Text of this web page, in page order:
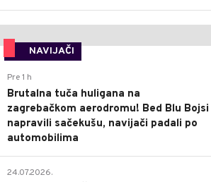
NAVIJAČI
Pre 1 h
Brutalna tuča huligana na
zagrebačkom aerodromu! Bed Blu Bojsi
napravili sačekušu, navijači padali po
automobilima
24.07.2026.